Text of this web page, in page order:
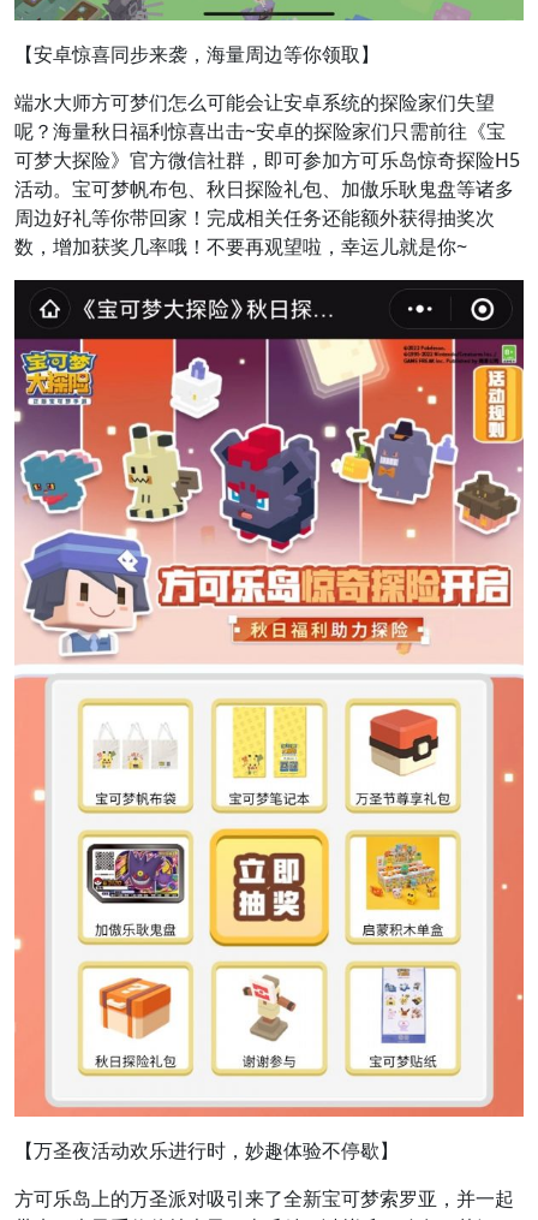
【安卓惊喜同步来袭，海量周边等你领取】
端水大师方可梦们怎么可能会让安卓系统的探险家们失望
呢？海量秋日福利惊喜出击~安卓的探险家们只需前往《宝
可梦大探险》官方微信社群，即可参加方可乐岛惊奇探险H5
活动。宝可梦帆布包、秋日探险礼包、加傲乐耿鬼盘等诸多
周边好礼等你带回家！完成相关任务还能额外获得抽奖次
数，增加获奖几率哦！不要再观望啦，幸运儿就是你~
【万圣夜活动欢乐进行时，妙趣体验不停歇】
方可乐岛上的万圣派对吸引来了全新宝可梦索罗亚，并一起